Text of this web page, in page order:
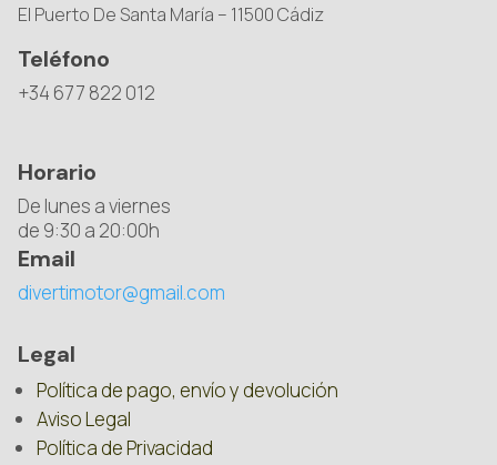
El Puerto De Santa María – 11500 Cádiz
Teléfono
+34 677 822 012
Horario
De lunes a viernes
de 9:30 a 20:00h
Email
divertimotor@gmail.com
Legal
Política de pago, envío y devolución
Aviso Legal
Política de Privacidad